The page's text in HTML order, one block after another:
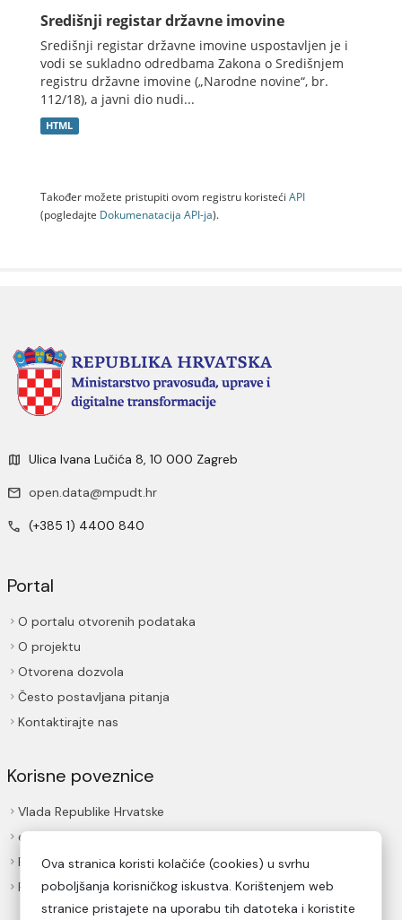
Središnji registar državne imovine
Središnji registar državne imovine uspostavljen je i
vodi se sukladno odredbama Zakona o Središnjem
registru državne imovine („Narodne novine“, br.
112/18), a javni dio nudi...
HTML
Također možete pristupiti ovom registru koristeći API
(pogledajte Dokumenаtаcijа API-jа).